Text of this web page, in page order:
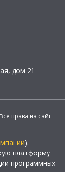
дом 21
права на сайт
).
платформу
программных